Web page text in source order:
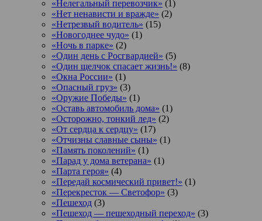
«Нелегальный перевозчик» (1)
«Нет ненависти и вражде» (2)
«Нетрезвый водитель» (15)
«Новогоднее чудо» (1)
«Ночь в парке» (2)
«Один день с Росгвардией» (5)
«Один щелчок спасает жизнь!» (8)
«Окна России» (1)
«Опасный груз» (3)
«Оружие Победы» (1)
«Оставь автомобиль дома» (1)
«Осторожно, тонкий лед» (2)
«От сердца к сердцу» (17)
«Отчизны славные сыны» (1)
«Память поколений» (1)
«Парад у дома ветерана» (1)
«Парта героя» (4)
«Передай космический привет!» (1)
«Перекресток — Светофор» (3)
«Пешеход (3)
«Пешеход — пешеходный переход» (3)